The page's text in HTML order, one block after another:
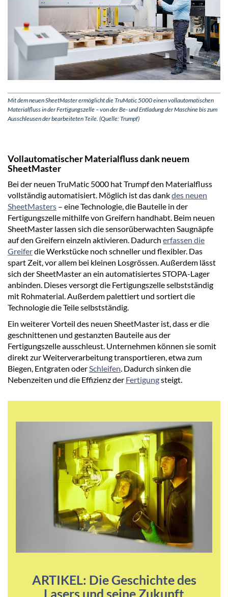
Mit dem neuen SheetMaster ermöglicht die TruMatic 5000 einen vollautomatischen
Materialfluss in der Fertigungszelle – von der Be- und Entladung der Maschine bis zum
Ausschleusen der bearbeiteten Teile. (Quelle: Trumpf)
Vollautomatischer Materialfluss dank neuem
SheetMaster
Bei der neuen TruMatic 5000 hat Trumpf den Materialfluss
vollständig automatisiert. Möglich ist das dankdes neuen
SheetMasters – eine Technologie, die Bauteile in der
Fertigungszelle mithilfe von Greifern handhabt. Beim neuen
SheetMaster lassen sich die sensorüberwachten Saugnäpfe
auf den Greifern einzeln aktivieren. Dadurch erfassen die
Greiferdie Werkstücke noch schneller und flexibler. Das
spart Zeit, vor allem bei kleinen Losgrössen. Außerdem lässt
sich der SheetMaster an ein automatisiertes STOPA-Lager
anbinden. Dieses versorgt die Fertigungszelle selbstständig
mit Rohmaterial. Außerdem palettiert und sortiert die
Technologie die Teile selbstständig.
Ein weiterer Vorteil des neuen SheetMaster ist, dass er die
geschnittenen und gestanzten Bauteile aus der
Fertigungszelle ausschleust. Unternehmen können sie somit
direkt zur Weiterverarbeitung transportieren, etwa zum
Biegen, Entgraten oder Schleifen . Dadurch sinken die
Nebenzeiten und die Effizienz der Fertigungsteigt.
ARTIKEL: Die Geschichte des
Lasers und seine Zukunft